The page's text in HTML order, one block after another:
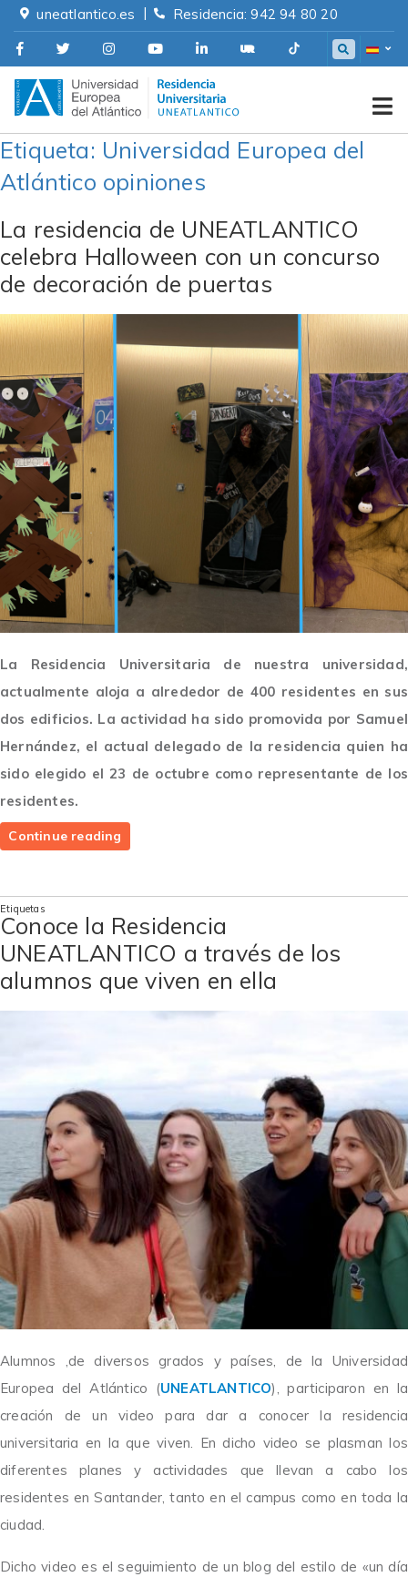
Skip
content
uneatlantico.es | Residencia: 942 94 80 20
Residencia Universitaria
Etiqueta: Universidad Europea del
Atlántico opiniones
La residencia de UNEATLANTICO
celebra Halloween con un concurso
de decoración de puertas
La Residencia Universitaria de nuestra universidad,
actualmente aloja a alrededor de 400 residentes en sus
dos edificios. La actividad ha sido promovida por Samuel
Hernández, el actual delegado de la residencia quien ha
sido elegido el 23 de octubre como representante de los
residentes.
Continue reading
residencia
UNEATLANTICO
Halloween
con
concurso
Etiquetas
Conoce la Residencia
UNEATLANTICO a través de los
alumnos que viven en ella
Alumnos ,de diversos grados y países, de la Universidad
Europea del Atlántico (UNEATLANTICO), participaron en la
creación de un video para dar a conocer la residencia
universitaria en la que viven. En dicho video se plasman los
diferentes planes y actividades que llevan a cabo los
residentes en Santander, tanto en el campus como en toda la
ciudad.
Dicho video es el seguimiento de un blog del estilo de «un día